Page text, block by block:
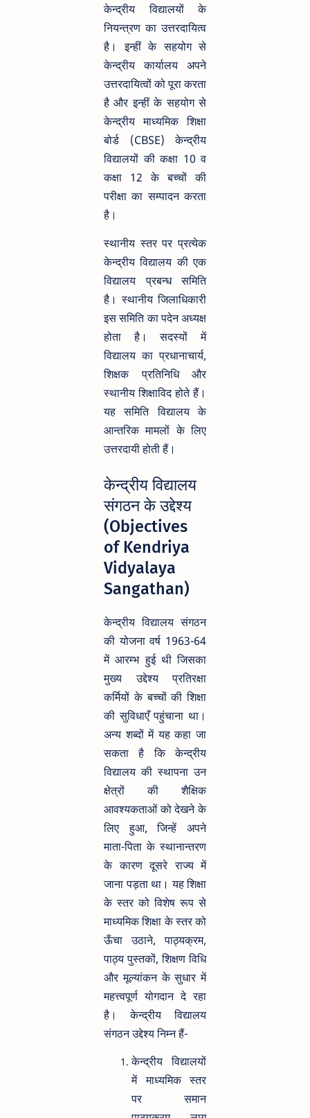
केन्द्रीय विद्यालयों के
नियन्त्रण का उत्तरदायित्व
है। इन्हीं के सहयोग से
केन्द्रीय कार्यालय अपने
उत्तरदायित्वों को पूरा करता
है और इन्हीं के सहयोग से
केन्द्रीय माध्यमिक शिक्षा
बोर्ड (CBSE) केन्द्रीय
विद्यालयों की कक्षा 10 व
कक्षा 12 के बच्चों की
परीक्षा का सम्पादन करता
है।
स्थानीय स्तर पर प्रत्येक
केन्द्रीय विद्यालय की एक
विद्यालय प्रबन्ध समिति
है। स्थानीय जिलाधिकारी
इस समिति का पदेन अध्यक्ष
होता है। सदस्यों में
विद्यालय का प्रधानाचार्य,
शिक्षक प्रतिनिधि और
स्थानीय शिक्षाविद होते हैं।
यह समिति विद्यालय के
आन्तरिक मामलों के लिए
उत्तरदायी होती हैं।
केन्द्रीय विद्यालय
संगठन के उद्देश्य
(Objectives
of Kendriya
Vidyalaya
Sangathan)
केन्द्रीय विद्यालय संगठन
की योजना वर्ष 1963-64
में आरम्भ हुई थी जिसका
मुख्य उद्देश्य प्रतिरक्षा
कर्मियों के बच्चों की शिक्षा
की सुविधाएँ पहुंचाना था।
अन्य शब्दों में यह कहा जा
सकता है कि केन्द्रीय
विद्यालय की स्थापना उन
क्षेत्रों की शैक्षिक
आवश्यकताओं को देखने के
लिए हुआ, जिन्हें अपने
माता-पिता के स्थानान्तरण
के कारण दूसरे राज्य में
जाना पड़ता था। यह शिक्षा
के स्तर को विशेष रूप से
माध्यमिक शिक्षा के स्तर को
ऊँचा उठाने, पाठ्यक्रम,
पाठ्य पुस्तकों, शिक्षण विधि
और मूल्यांकन के सुधार में
महत्त्वपूर्ण योगदान दे रहा
है। केन्द्रीय विद्यालय
संगठन उद्देश्य निम्न हैं-
केन्द्रीय विद्यालयों
में माध्यमिक स्तर
पर समान